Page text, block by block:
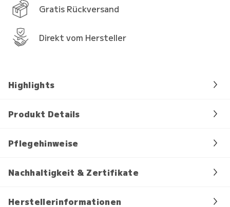
Gratis Rückversand
Direkt vom Hersteller
Highlights
Produkt Details
Pflegehinweise
Nachhaltigkeit & Zertifikate
Herstellerinformationen